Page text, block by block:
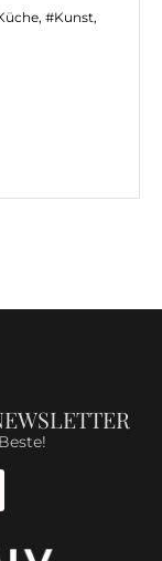
, Kunst,